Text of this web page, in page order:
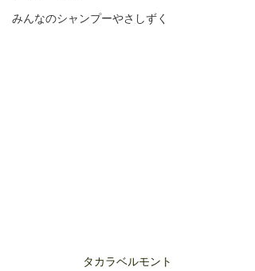
みんなのシャンプーやさしずく
タカラベルモント